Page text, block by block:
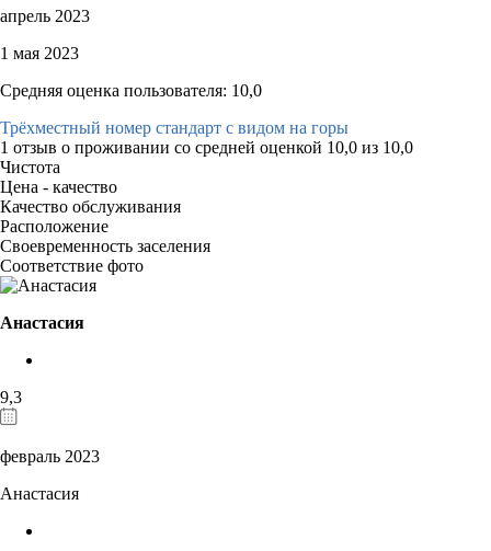
апрель 2023
1 мая 2023
Средняя оценка пользователя: 10,0
Трёхместный номер стандарт с видом на горы
1 отзыв о проживании со средней оценкой 10,0 из 10,0
Чистота
Цена - качество
Качество обслуживания
Расположение
Своевременность заселения
Соответствие фото
Анастасия
9,3
февраль 2023
Анастасия